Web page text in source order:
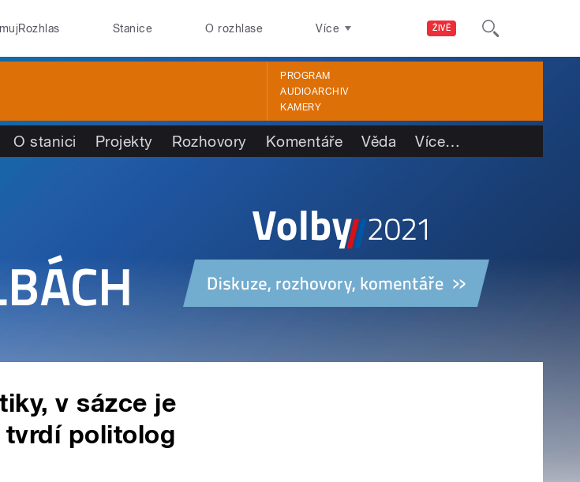
ŽIVĚ
mujRozhlas Stanice O rozhlase Více
PROGRAM
AUDIOARCHIV
KAMERY
O stanici Projekty Rozhovory Komentáře Věda Více…
v sázce je
tvrdí politolog